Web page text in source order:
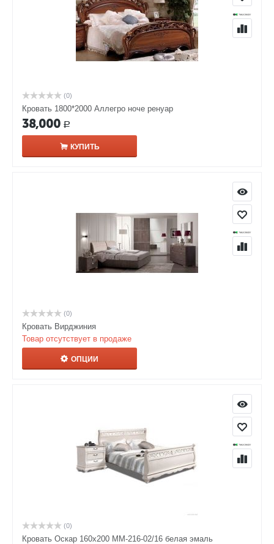
(0)
Кровать 1800*2000 Аллегро ноче ренуар
38,000 Р
КУПИТЬ
(0)
Кровать Вирджиния
Товар отсутствует в продаже
ОПЦИИ
(0)
Кровать Оскар 160х200 ММ-216-02/16 белая эмаль